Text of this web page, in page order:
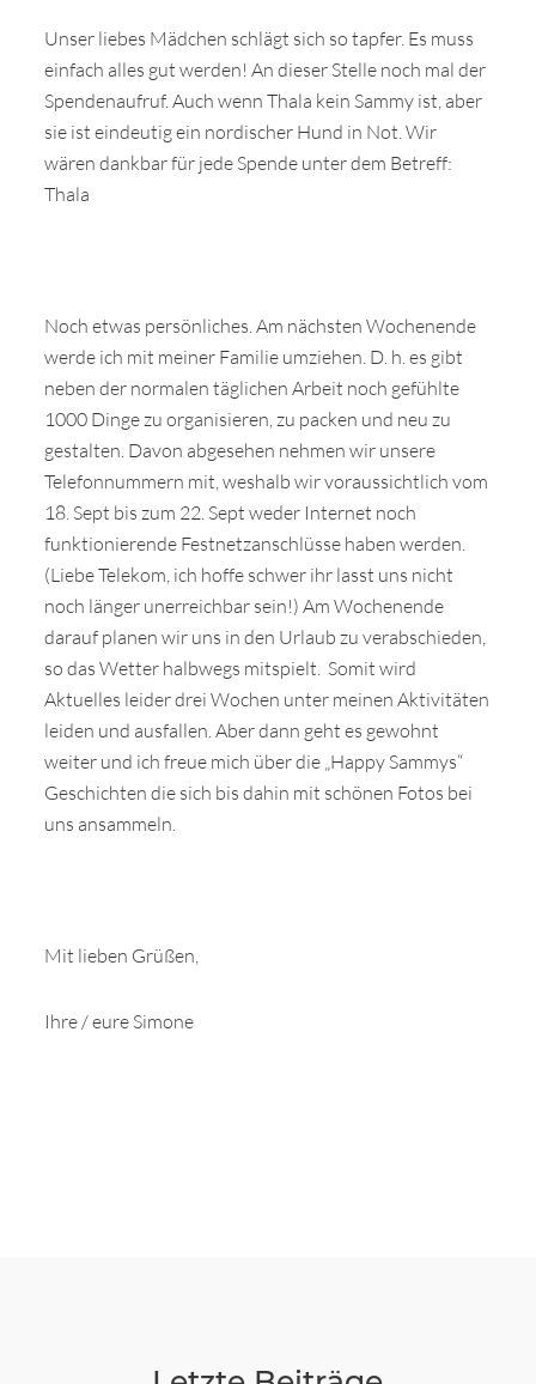
Unser liebes Mädchen schlägt sich so tapfer. Es muss
einfach alles gut werden! An dieser Stelle noch mal der
Spendenaufruf. Auch wenn Thala kein Sammy ist, aber
sie ist eindeutig ein nordischer Hund in Not. Wir
wären dankbar für jede Spende unter dem Betreff:
Thala
Noch etwas persönliches. Am nächsten Wochenende
werde ich mit meiner Familie umziehen. D. h. es gibt
neben der normalen täglichen Arbeit noch gefühlte
1000 Dinge zu organisieren, zu packen und neu zu
gestalten. Davon abgesehen nehmen wir unsere
Telefonnummern mit, weshalb wir voraussichtlich vom
18. Sept bis zum 22. Sept weder Internet noch
funktionierende Festnetzanschlüsse haben werden.
(Liebe Telekom, ich hoffe schwer ihr lasst uns nicht
noch länger unerreichbar sein!) Am Wochenende
darauf planen wir uns in den Urlaub zu verabschieden,
so das Wetter halbwegs mitspielt. Somit wird
Aktuelles leider drei Wochen unter meinen Aktivitäten
leiden und ausfallen. Aber dann geht es gewohnt
weiter und ich freue mich über die „Happy Sammys“
Geschichten die sich bis dahin mit schönen Fotos bei
uns ansammeln.
Mit lieben Grüßen,
Ihre / eure Simone